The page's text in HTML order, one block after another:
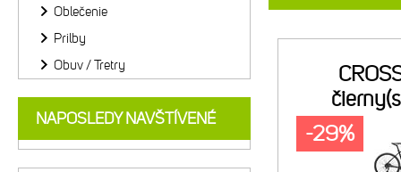
-29%
Oblečenie
Prilby
Obuv / Tretry
NAPOSLEDY NAVŠTÍVENÉ